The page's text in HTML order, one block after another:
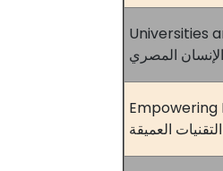
Universities
المصري
العميقة